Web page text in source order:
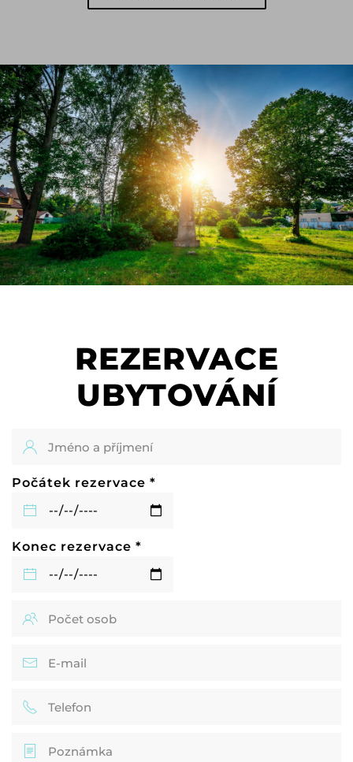
REZERVACE
UBYTOVÁNÍ
Počátek rezervace *
Konec rezervace *